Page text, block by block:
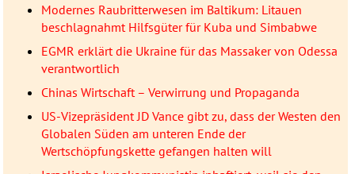
Modernes Raubritterwesen im Baltikum: Litauen
beschlagnahmt Hilfsgüter für Kuba und Simbabwe
EGMR erklärt die Ukraine für das Massaker von Odessa
verantwortlich
Chinas Wirtschaft – Verwirrung und Propaganda
US-Vizepräsident JD Vance gibt zu, dass der Westen den
Globalen Süden am unteren Ende der
Wertschöpfungskette gefangen halten will